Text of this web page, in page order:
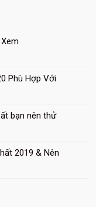
Phù Hợp Với
bạn nên thử
2019 & Nên